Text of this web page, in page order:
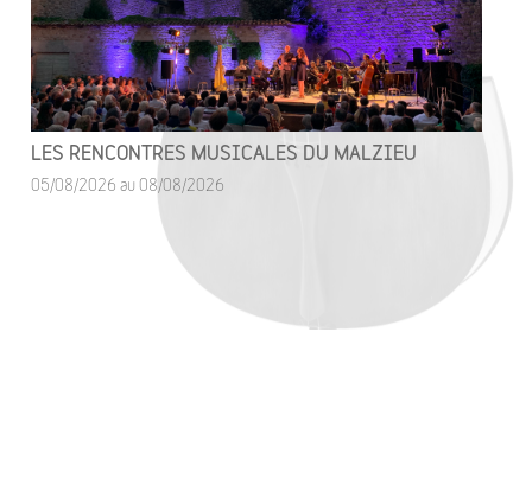
LES RENCONTRES MUSICALES DU MALZIEU
05/08/2026 au 08/08/2026